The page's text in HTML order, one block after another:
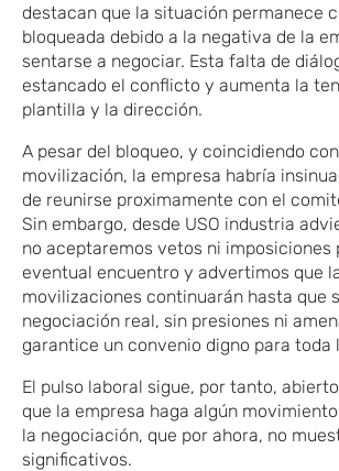
destacan que la situación permanece
bloqueada debido a la negativa de la
sentarse a negociar. Esta falta de
estancado el conflicto y aumenta la
plantilla y la dirección.
A pesar del bloqueo, y coincidiendo
movilización, la empresa habría
de reunirse proximamente con el
Sin embargo, desde USO ​ industria
no aceptaremos vetos ni imposiciones
eventual encuentro y ​advertimos que
movilizaciones continuarán hasta que
negociación real, sin presiones ni
garantice un convenio digno para toda
El pulso laboral sigue, por tanto,
que la empresa haga algún
la negociación, ​que por ahora, no
significativos.